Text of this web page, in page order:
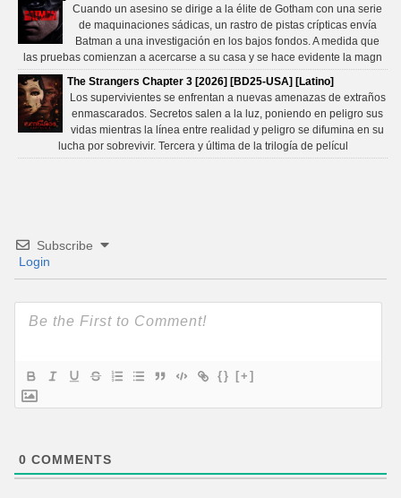
Cuando un asesino se dirige a la élite de Gotham con una serie
de maquinaciones sádicas, un rastro de pistas crípticas envía
Batman a una investigación en los bajos fondos. A medida que
las pruebas comienzan a acercarse a su casa y se hace evidente la magn
The Strangers Chapter 3 [2026] [BD25-USA] [Latino]
Los supervivientes se enfrentan a nuevas amenazas de extraños
enmascarados. Secretos salen a la luz, poniendo en peligro sus
vidas mientras la línea entre realidad y peligro se difumina en su
lucha por sobrevivir. Tercera y última de la trilogía de películ
Subscribe
Login
{} [+]
0 COMMENTS